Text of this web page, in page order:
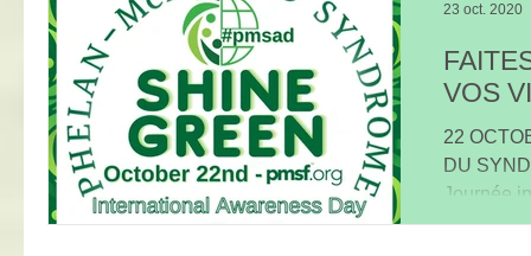
VOS
22
DU
Journée
23 oct. 2020